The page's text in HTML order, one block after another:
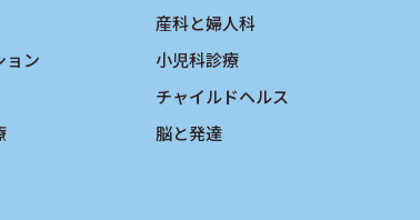
ョン
産科と婦人科
小児科診療
チャイルドヘルス
脳と発達